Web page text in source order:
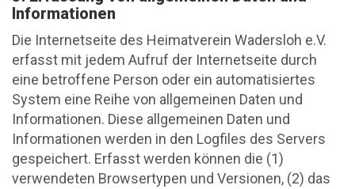
Informationen
Die Internetseite des Heimatverein Wadersloh e.V.
erfasst mit jedem Aufruf der Internetseite durch
eine betroffene Person oder ein automatisiertes
System eine Reihe von allgemeinen Daten und
Informationen. Diese allgemeinen Daten und
Informationen werden in den Logfiles des Servers
gespeichert. Erfasst werden können die (1)
verwendeten Browsertypen und Versionen, (2) das